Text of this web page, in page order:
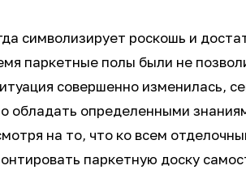
символизирует роскошь и
паркетные полы были не
совершенно изменилась,
обладать определенными
на то, что ко всем
паркетную доску